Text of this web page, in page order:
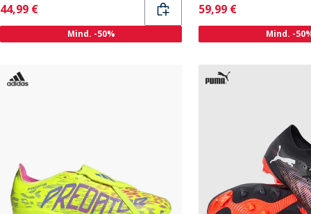
Current
44,99 €
Mind. -50%
Current
59,99 €
Mind. -